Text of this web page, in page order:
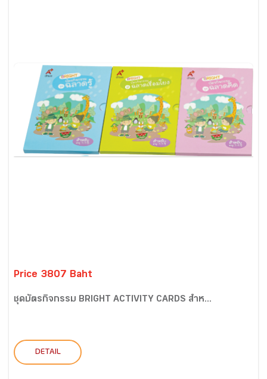
Price 3807 Baht
ชุดบัตรกิจกรรม BRIGHT ACTIVITY CARDS สำห...
DETAIL